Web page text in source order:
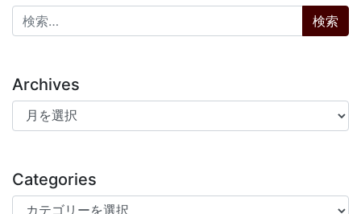
検索:
Archives
Archives
Categories
Categories